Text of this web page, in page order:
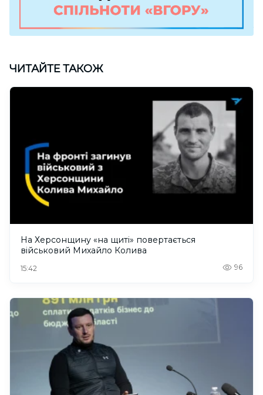
ЧИТАЙТЕ ТАКОЖ
На Херсонщину «на щиті» повертається
військовий Михайло Колива
15:42 96